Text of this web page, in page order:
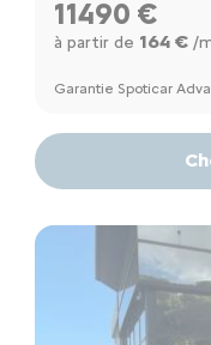
11490 €
à partir de 164 €/
Garantie Spoticar